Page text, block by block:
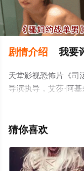
剧情介绍 我要
天堂影视恐怖片《司
导演执导，艾莎·阿
易吉·迪贝尔蒂,保罗·
克雷斯皮,维拉·杰玛
版电影就上天堂电
影、电视猫或剧情网
猜你喜欢